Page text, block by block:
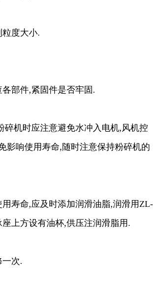
度大小.
部件,紧固件是否牢固.
碎机时应注意避免水冲入电机,风机控
影响使用寿命,随时注意保持粉碎机的
寿命,应及时添加润滑油脂,润滑用ZL-
上方设有油杯,供压注润滑脂用.
一次.